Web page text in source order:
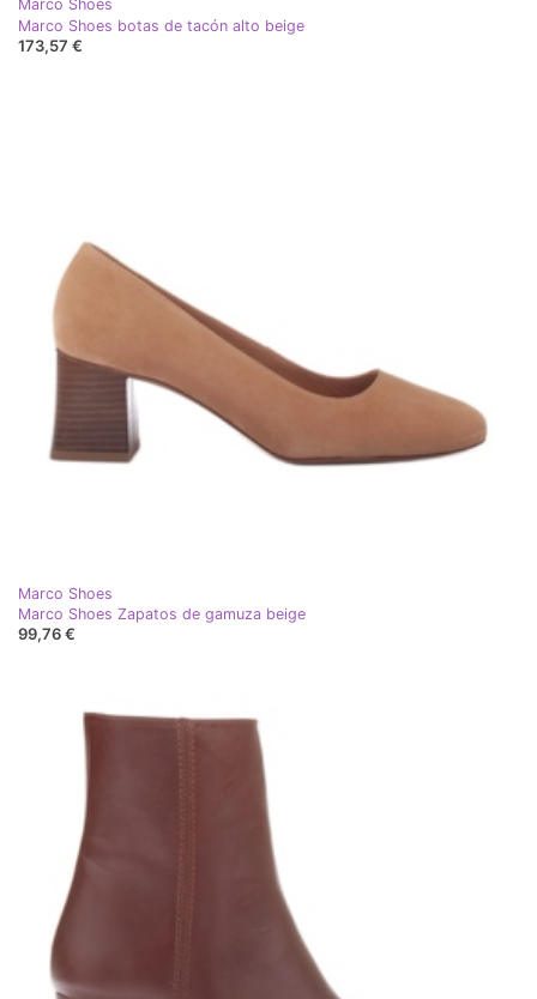
Marco Shoes
Marco Shoes botas de tacón alto beige
173,57 €
Marco Shoes
Marco Shoes Zapatos de gamuza beige
99,76 €